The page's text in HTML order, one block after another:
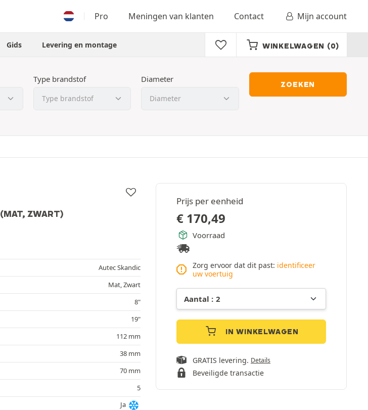
Pro Meningen van klanten Contact Mijn account
Gids Levering en montage WINKELWAGEN (0)
Type brandstof Diameter
ZOEKEN
(MAT, ZWART)
Prijs per eenheid
€ 170,49
Voorraad
Zorg ervoor dat dit past: identificeer
uw voertuig
IN WINKELWAGEN
GRATIS levering. Details
Beveiligde transactie
Autec Skandic
Mat, Zwart
8"
19"
112 mm
38 mm
70 mm
5
Ja